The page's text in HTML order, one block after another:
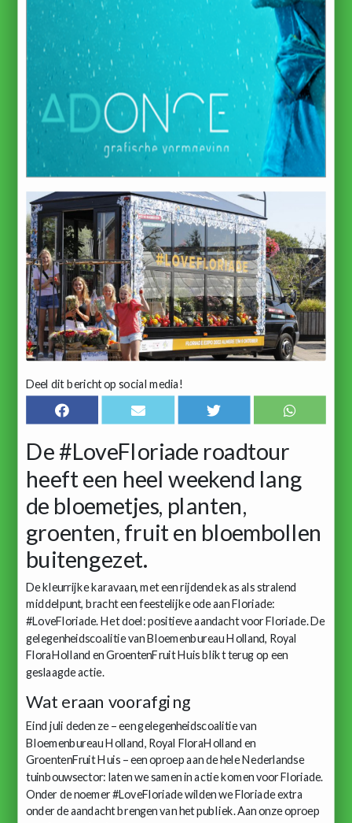
Deel dit bericht op social media!
De #LoveFloriade roadtour
heeft een heel weekend lang
de bloemetjes, planten,
groenten, fruit en bloembollen
buitengezet.
De kleurrijke karavaan, met een rijdende kas als stralend
middelpunt, bracht een feestelijke ode aan Floriade:
#LoveFloriade. Het doel: positieve aandacht voor Floriade. De
gelegenheidscoalitie van Bloemenbureau Holland, Royal
FloraHolland en GroentenFruit Huis blikt terug op een
geslaagde actie.
Wat eraan voorafging
Eind juli deden ze – een gelegenheidscoalitie van
Bloemenbureau Holland, Royal FloraHolland en
GroentenFruit Huis – een oproep aan de hele Nederlandse
tuinbouwsector: laten we samen in actie komen voor Floriade.
Onder de noemer #LoveFloriade wilden we Floriade extra
onder de aandacht brengen van het publiek. Aan onze oproep